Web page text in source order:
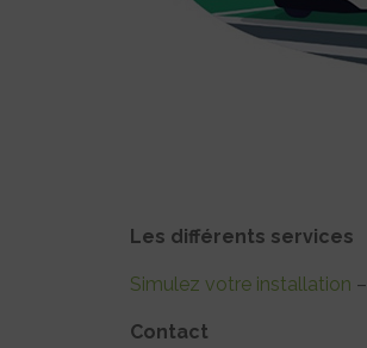
Les différents services
Simulez votre installation –
Contact